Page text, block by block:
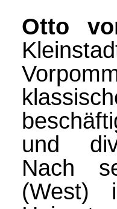
Otto
und
Nach
(West)